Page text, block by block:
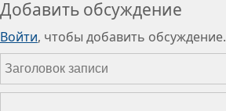
Добавить обсуждение
Войти, чтобы добавить обсуждение.